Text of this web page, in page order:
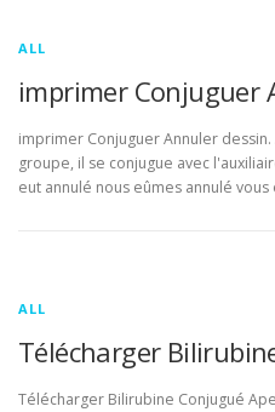
ALL
imprimer Conjuguer
imprimer Conjuguer Annuler
groupe, il se conjugue avec
eut annulé nous eûmes annulé vous
ALL
Télécharger
Télécharger Bilirubine Conjugué